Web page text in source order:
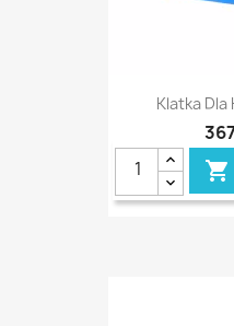
Klatka Dla
